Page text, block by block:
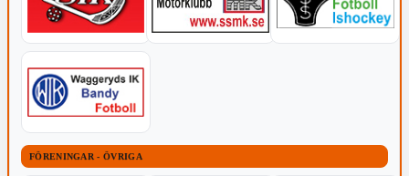
FÖRENINGAR - ÖVRIGA